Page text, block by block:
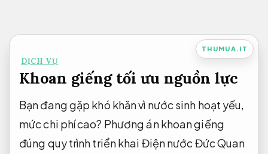
nội
dung
THUMUA.IT
DỊCH VỤ
Khoan giếng tối ưu nguồn lực
Bạn đang gặp khó khăn vì nước sinh hoạt yếu,
mức chi phí cao? Phương án khoan giếng
đúng quy trình triển khai Điện nước Đức Quan